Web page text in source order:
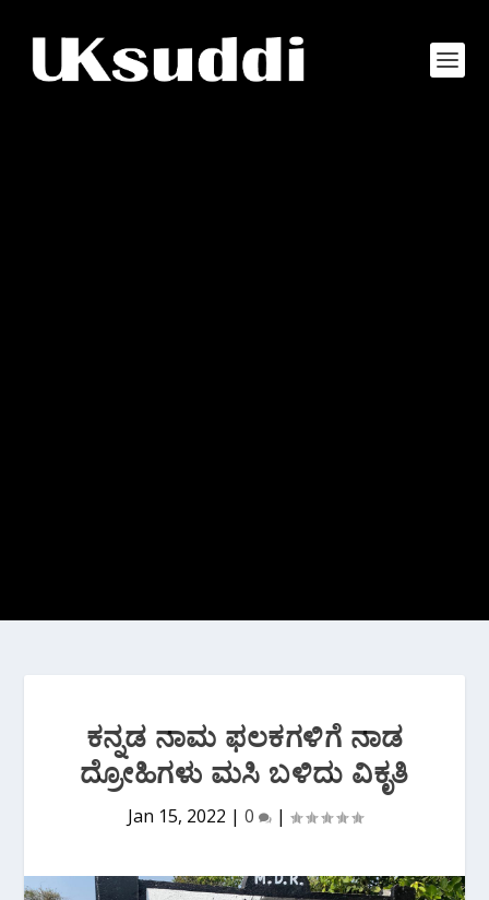
ಕನ್ನಡ ನಾಮ ಫಲಕಗಳಿಗೆ ನಾಡ
ದ್ರೋಹಿಗಳು ಮಸಿ ಬಳಿದು ವಿಕೃತಿ
Jan 15, 2022 | 0 |